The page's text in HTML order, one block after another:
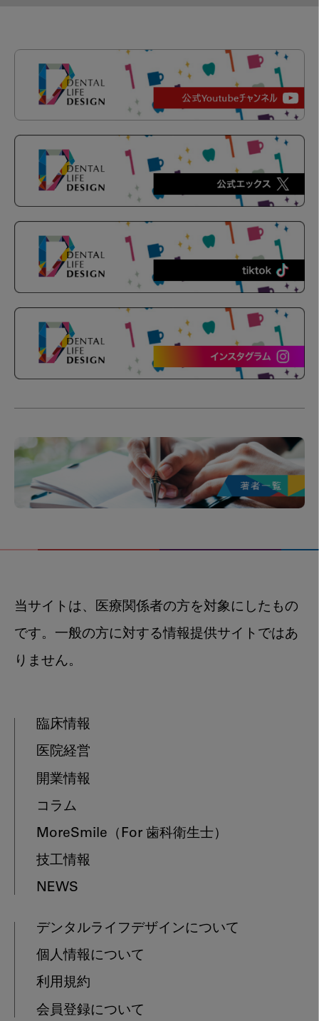
当サイトは、医療関係者の方を対象にしたもの
です。一般の方に対する情報提供サイトではあ
りません。
臨床情報
医院経営
開業情報
コラム
MoreSmile （For 歯科衛生士）
技工情報
NEWS
デンタルライフデザインについて
個人情報について
利用規約
会員登録について